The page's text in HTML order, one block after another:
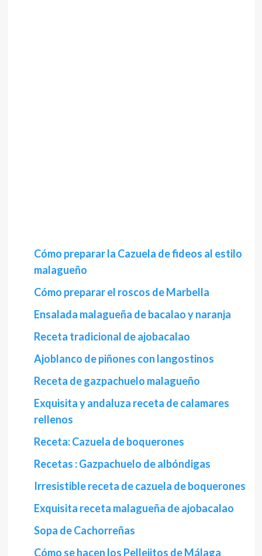
Cómo preparar la Cazuela de fideos al estilo
malagueño
Cómo preparar el roscos de Marbella
Ensalada malagueña de bacalao y naranja
Receta tradicional de ajobacalao
Ajoblanco de piñones con langostinos
Receta de gazpachuelo malagueño
Exquisita y andaluza receta de calamares
rellenos
Receta: Cazuela de boquerones
Recetas : Gazpachuelo de albóndigas
Irresistible receta de cazuela de boquerones
Exquisita receta malagueña de ajobacalao
Sopa de Cachorreñas
Cómo se hacen los Pellejitos de Málaga